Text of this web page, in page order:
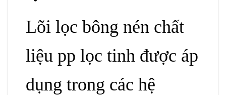
Lõi lọc bông nén chất
liệu pp lọc tinh được áp
dụng trong các hệ